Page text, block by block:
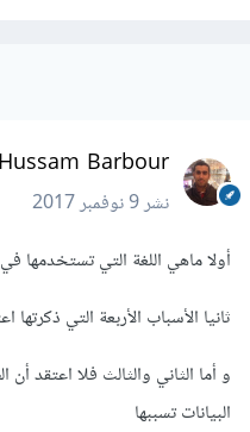
Hussam Barbour
نشر9 نوفمبر 2017
أولا ماهي اللغة التي تستخدمها
ثانيا الأسباب الأربعة التي
و أما الثاني والثالث فلا اعتقد أن
البيانات تسببها